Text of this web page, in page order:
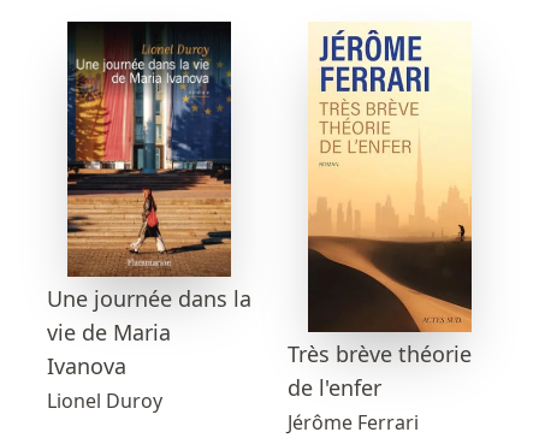
Une journée dans la
vie de Maria
Ivanova
Lionel Duroy
Très brève théorie
de l'enfer
Jérôme Ferrari